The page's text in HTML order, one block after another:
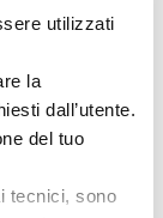
utilizzati
la
dall’utente.
del tuo
tecnici, sono